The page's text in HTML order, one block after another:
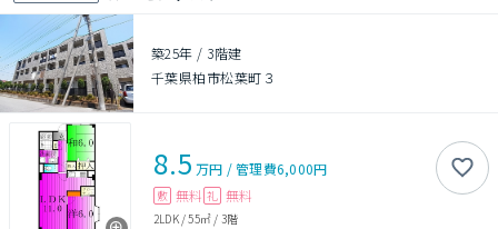
築25年 / 3階建
千葉県柏市松葉町３
8.5 万円 /管理費6,000円
敷 無料 礼 無料
2LDK/55㎡ / 3階